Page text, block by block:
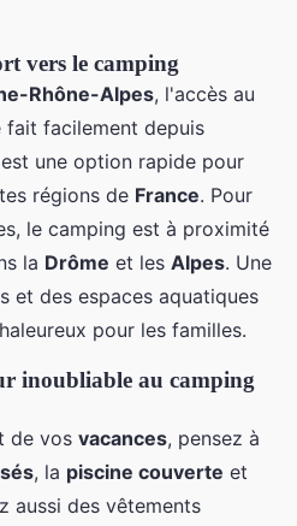
vers le camping
Rhône-Alpes, l'accès au
fait facilement depuis
est une option rapide pour
régions de France. Pour
le camping est à proximité
la Drôme et les Alpes. Une
et des espaces aquatiques
pour les familles.
inoubliable au camping
de vos vacances, pensez à
, la piscine couverte et
aussi des vêtements